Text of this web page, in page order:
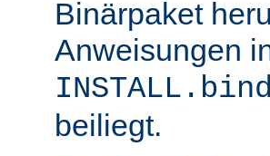
Binärpaket
Anweisungen
beiliegt.